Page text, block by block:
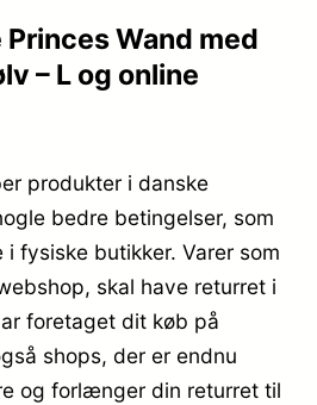
Wand med
– L og online
produkter i danske
bedre betingelser, som
i fysiske butikker. Varer som
skal have returret i
foretaget dit køb på
shops, der er endnu
og forlænger din returret til